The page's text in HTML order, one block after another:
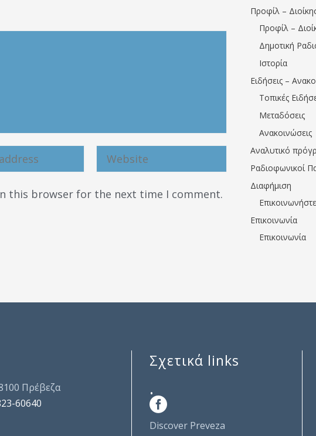
this browser for the next time I comment.
Προφίλ –
Προφίλ –
Δημοτική
Ιστορία
Ειδήσεις –
Τοπικές
Μεταδόσεις
Ανακοινώσεις
Αναλυτικό
Ραδιοφωνικοί
Διαφήμιση
Επικοινωνία
Επικοινωνία
Πρέβεζα
60640
Σχετικά links
.
Discover Preveza